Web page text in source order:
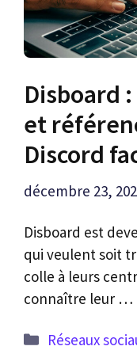
Disboard
et
Discord
décembre 23,
Disboard est
qui veulent soit
colle à leurs
connaître leur …
Catégories
Réseaux